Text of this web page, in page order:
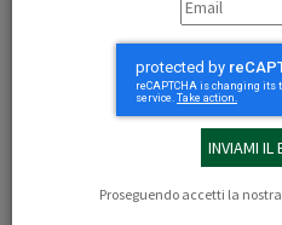
Proseguendo accetti la nostra